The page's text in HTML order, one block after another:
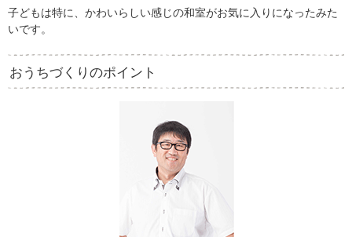
子どもは特に、かわいらしい感じの和室がお気に入りになったみた
いです。
おうちづくりのポイント